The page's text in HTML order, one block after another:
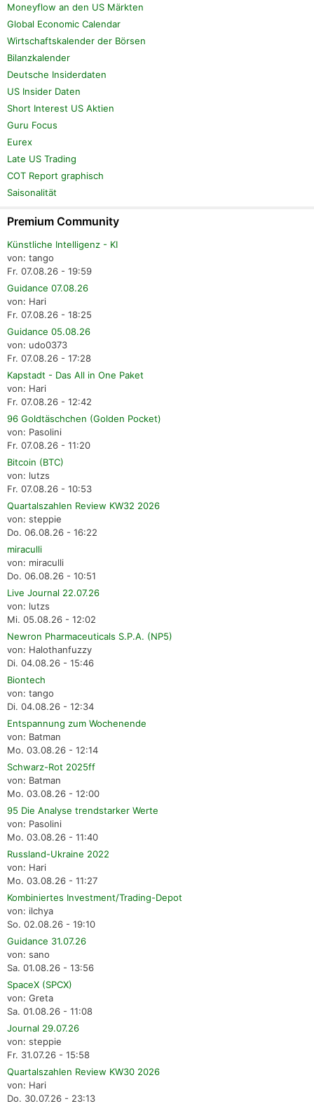
Moneyflow an den US Märkten
Global Economic Calendar
Wirtschaftskalender der Börsen
Bilanzkalender
Deutsche Insiderdaten
US Insider Daten
Short Interest US Aktien
Guru Focus
Eurex
Late US Trading
COT Report graphisch
Saisonalität
Premium Community
Künstliche Intelligenz - KI
von: tango
Fr. 07.08.26 - 19:59
Guidance 07.08.26
von: Hari
Fr. 07.08.26 - 18:25
Guidance 05.08.26
von: udo0373
Fr. 07.08.26 - 17:28
Kapstadt - Das All in One Paket
von: Hari
Fr. 07.08.26 - 12:42
96 Goldtäschchen (Golden Pocket)
von: Pasolini
Fr. 07.08.26 - 11:20
Bitcoin (BTC)
von: lutzs
Fr. 07.08.26 - 10:53
Quartalszahlen Review KW32 2026
von: steppie
Do. 06.08.26 - 16:22
miraculli
von: miraculli
Do. 06.08.26 - 10:51
Live Journal 22.07.26
von: lutzs
Mi. 05.08.26 - 12:02
Newron Pharmaceuticals S.P.A. (NP5)
von: Halothanfuzzy
Di. 04.08.26 - 15:46
Biontech
von: tango
Di. 04.08.26 - 12:34
Entspannung zum Wochenende
von: Batman
Mo. 03.08.26 - 12:14
Schwarz-Rot 2025ff
von: Batman
Mo. 03.08.26 - 12:00
95 Die Analyse trendstarker Werte
von: Pasolini
Mo. 03.08.26 - 11:40
Russland-Ukraine 2022
von: Hari
Mo. 03.08.26 - 11:27
Kombiniertes Investment/Trading-Depot
von: ilchya
So. 02.08.26 - 19:10
Guidance 31.07.26
von: sano
Sa. 01.08.26 - 13:56
SpaceX (SPCX)
von: Greta
Sa. 01.08.26 - 11:08
Journal 29.07.26
von: steppie
Fr. 31.07.26 - 15:58
Quartalszahlen Review KW30 2026
von: Hari
Do. 30.07.26 - 23:13